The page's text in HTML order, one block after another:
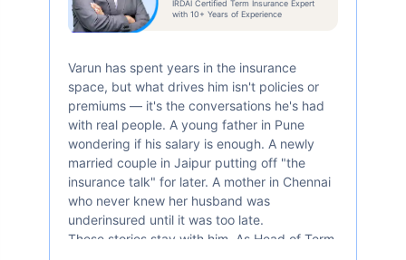
IRDAI Certified Term Insurance Expert
with 10+ Years of Experience
Varun has spent years in the insurance
space, but what drives him isn't policies or
premiums — it's the conversations he's had
with real people. A young father in Pune
wondering if his salary is enough. A newly
married couple in Jaipur putting off "the
insurance talk" for later. A mother in Chennai
who never knew her husband was
underinsured until it was too late.
These stories stay with him. As Head of Term